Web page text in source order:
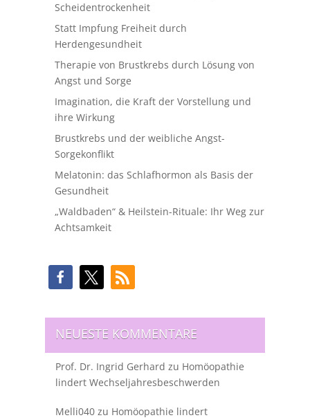
Scheidentrockenheit
Statt Impfung Freiheit durch
Herdengesundheit
Therapie von Brustkrebs durch Lösung von
Angst und Sorge
Imagination, die Kraft der Vorstellung und
ihre Wirkung
Brustkrebs und der weibliche Angst-
Sorgekonflikt
Melatonin: das Schlafhormon als Basis der
Gesundheit
„Waldbaden“ & Heilstein-Rituale: Ihr Weg zur
Achtsamkeit
NEUESTE KOMMENTARE
Prof. Dr. Ingrid Gerhard zu Homöopathie
lindert Wechseljahresbeschwerden
Melli040zu Homöopathie lindert